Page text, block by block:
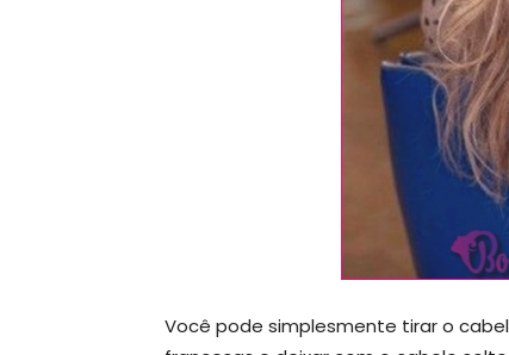
Você pode simplesmente tirar o